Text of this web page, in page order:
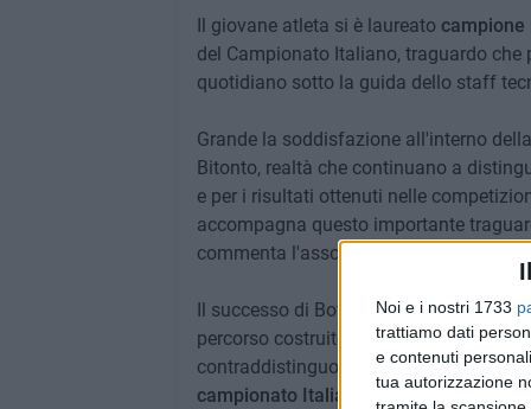
Noi e i nostri 1733
trattiamo dati
e contenuti
tua autorizzazione
Il giovane atleta si è laureato campione
del Campionato Italiano, traguardo
quotidiano sotto la guida dello staff
Grande la soddisfazione all'interno
Bitonto, realtà che continuano a
e per i risultati ottenuti nelle
accompagna questo importante
commenta l'associazione bitontina.
Il successo di Bottalico rappresenta
percorso costruito su disciplina,
contraddistinguono il lavoro del team.
campionato Italiano
, dove l'atleta